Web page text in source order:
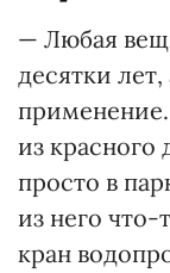
— Любая
десятки
из красного
просто в
из него
кран